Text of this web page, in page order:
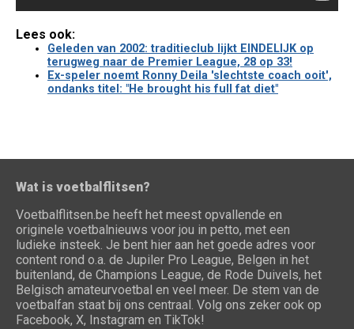
Lees ook:
Geleden van 2002: traditieclub lijkt EINDELIJK op
terugweg naar de Premier League, 28 op 33!
Ex-speler noemt Ronny Deila 'slechtste coach ooit',
ondanks titel: "He brought his full fat diet"
Wat is voetbalflitsen?
Voetbalflitsen.be heeft het meest opvallende en
originele voetbalnieuws voor jou in petto, met een
ludieke insteek. Je bent hier aan het goede adres voor
content rond o.a. de Jupiler Pro League, Belgen in het
buitenland, de Champions League, de Rode Duivels, het
Belgisch amateurvoetbal en veel meer. De stem van de
voetbalfan staat bij ons centraal. Volg ons zeker ook op
Facebook, X, Instagram en TikTok!